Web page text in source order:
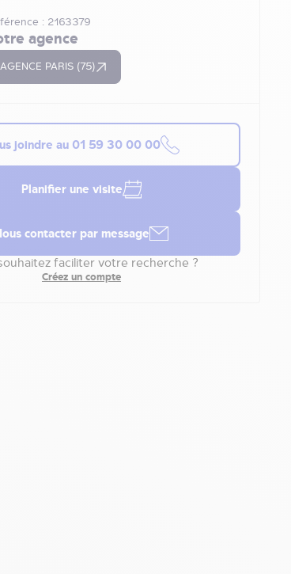
: 2163379
agence
AGENCE PARIS (75)
joindre au 01 59 30 00 00
Planifier une visite
contacter par message
faciliter votre recherche ?
Créez un compte